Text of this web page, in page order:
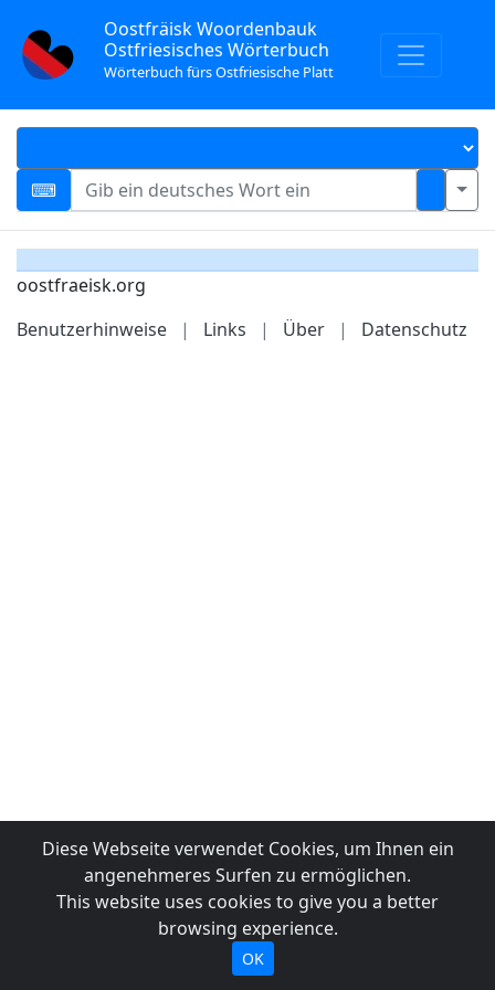
Oostfräisk Woordenbauk
Ostfriesisches Wörterbuch
Wörterbuch fürs Ostfriesische Platt
oostfraeisk.org
Benutzerhinweise
| Links | Über | Datenschutz
Diese Webseite verwendet Cookies, um Ihnen ein
angenehmeres Surfen zu ermöglichen.
This website uses cookies to give you a better
browsing experience.
OK